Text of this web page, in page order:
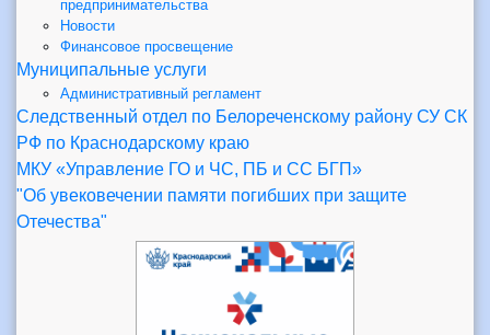
предпринимательства
Новости
Финансовое просвещение
Муниципальные услуги
Административный регламент
Следственный отдел по Белореченскому району СУ СК
РФ по Краснодарскому краю
МКУ «Управление ГО и ЧС, ПБ и СС БГП»
"Об увековечении памяти погибших при защите
Отечества"